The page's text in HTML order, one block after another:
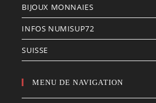
BIJOUX MONNAIES
INFOS NUMISUP72
SUISSE
MENU DE NAVIGATION